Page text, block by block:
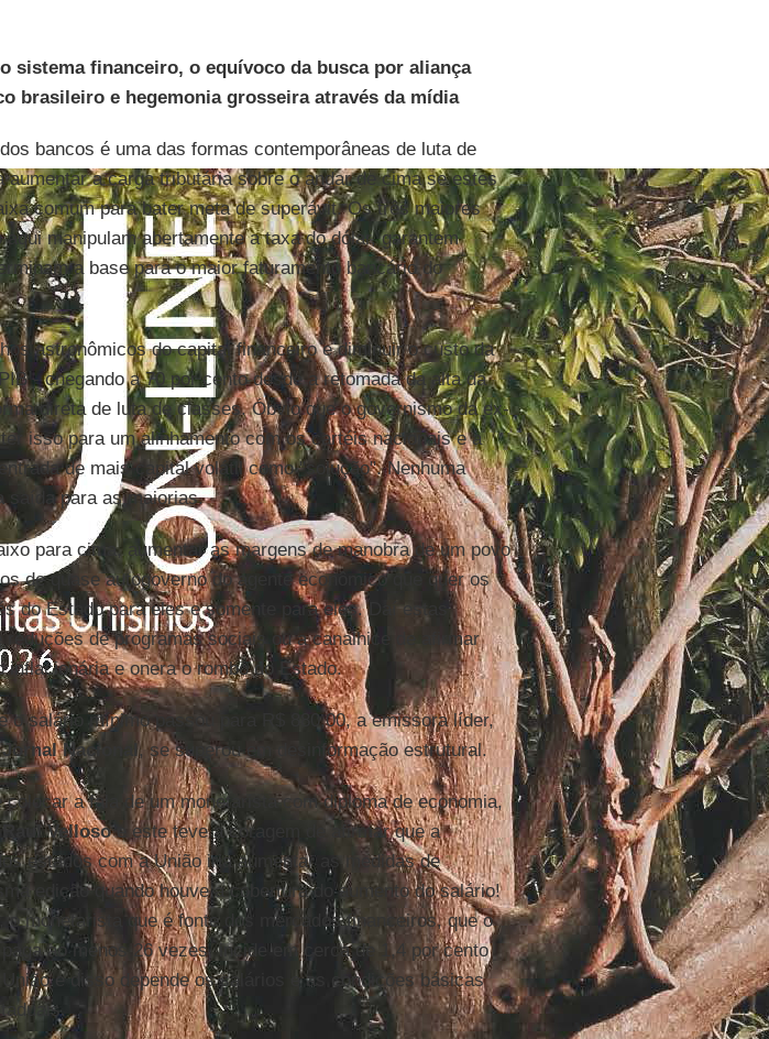
sistema financeiro, o equívoco da busca por aliança
brasileiro e hegemonia grosseira através da mídia
bancos é uma das formas contemporâneas de luta de
aumentar a carga tributária sobre o andar de cima se estes
comum para bater meta de superávit. Os três maiores
manipulam abertamente a taxa do dólar, garantem
a base para o maior faturamento bancário do
astronômicos do capital financeiro e diminuir o custo da
- chegando a 70 por cento desde a retomada da alta da
direta de luta de classes. Óbvio que o governismo da ex-
isso para um alinhamento com os cartéis nacionais e a
de mais capital volátil como "solução". Nenhuma
saída para as maiorias.
para cima, aumentar as margens de manobra de um povo
de quase autogoverno do agente econômico que quer os
do Estado para eles e somente para eles. Daí estas
de programas sociais ou a canalhice de afirmar
inflacionária e onera o rombo do Estado.
o salário mínimo passou para R$ 880,00, a emissora líder,
Jornal Nacional, se superou em desinformação estrutural.
colocar a fala de um monetarista com diploma de economia,
Raul Vellosoe este teve a coragem de afirmar que a
estados com a União iria aumentar as medidas de
edição quando houve a cobertura do aumento do salário!
o monetarista que é fonte dos mercados financeiros, que o
ao menos 26 vezes, incide em cerca de 1,4 por cento
e disso depende os salários e as condições básicas